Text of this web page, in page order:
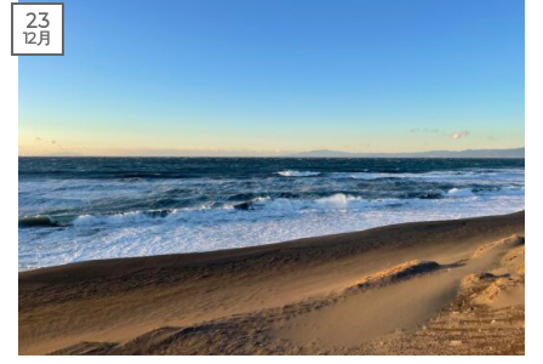
23
12月